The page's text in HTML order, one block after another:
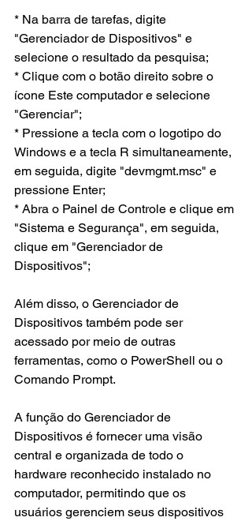
* Na barra de tarefas, digite
"Gerenciador de Dispositivos" e
selecione o resultado da pesquisa;
* Clique com o botão direito sobre o
ícone Este computador e selecione
"Gerenciar";
* Pressione a tecla com o logotipo do
Windows e a tecla R simultaneamente,
em seguida, digite "devmgmt.msc" e
pressione Enter;
* Abra o Painel de Controle e clique em
"Sistema e Segurança", em seguida,
clique em "Gerenciador de
Dispositivos";
Além disso, o Gerenciador de
Dispositivos também pode ser
acessado por meio de outras
ferramentas, como o PowerShell ou o
Comando Prompt.
A função do Gerenciador de
Dispositivos é fornecer uma visão
central e organizada de todo o
hardware reconhecido instalado no
computador, permitindo que os
usuários gerenciem seus dispositivos